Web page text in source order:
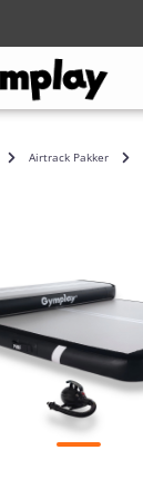
Airtrack Pakker